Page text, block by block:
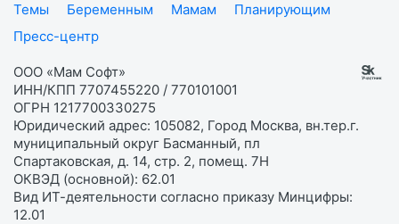
Темы
Беременным Мамам
Планирующим
Пресс-центр
ООО «Мам Софт»
ИНН/КПП 7707455220 / 770101001
ОГРН 1217700330275
Юридический адрес: 105082, Город Москва, вн.тер.г.
муниципальный округ Басманный, пл
Спартаковская, д. 14, стр. 2, помещ. 7Н
ОКВЭД (основной): 62.01
Вид ИТ-деятельности согласно приказу Минцифры:
12.01